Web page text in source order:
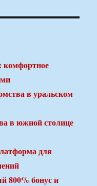
комфортное
в уральском
в южной столице
для
800% бонус и